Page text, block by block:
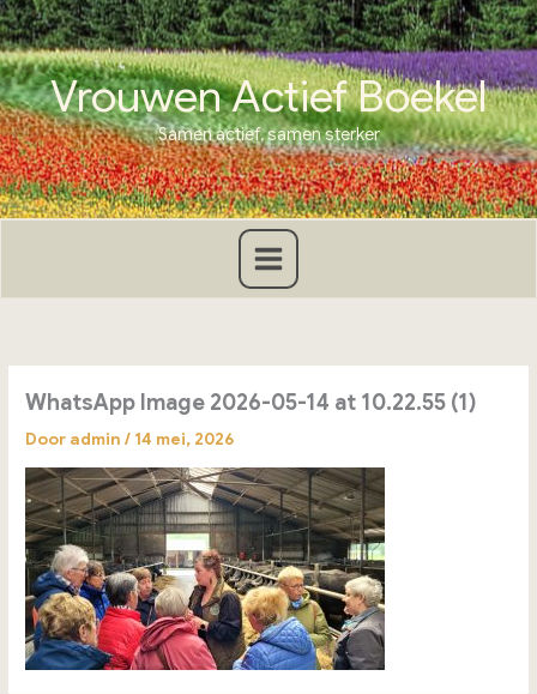
Ga
naar
de
inhoudVrouwen Actief Boekel
Samen actief, samen sterker
WhatsApp Image 2026-05-14 at 10.22.55 (1)
Door admin/ 14 mei, 2026